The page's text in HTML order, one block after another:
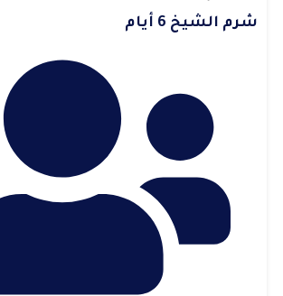
شرم الشيخ 6 أيام